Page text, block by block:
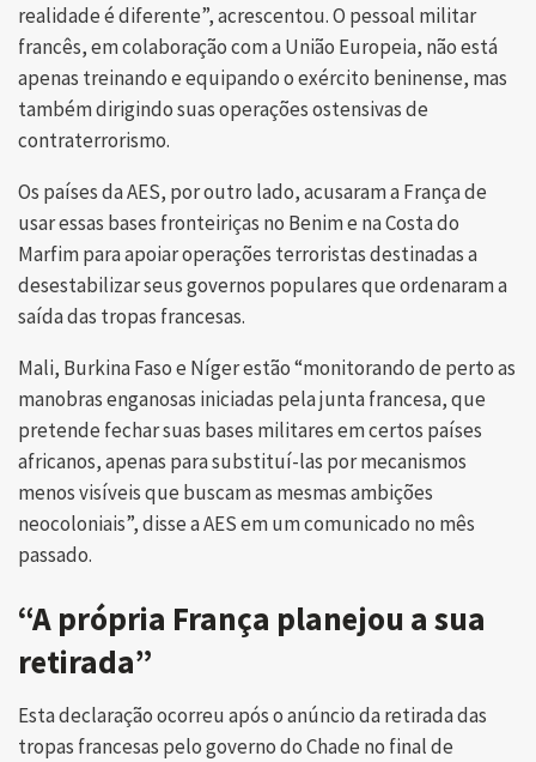
realidade é diferente”, acrescentou. O pessoal militar
francês, em colaboração com a União Europeia, não está
apenas treinando e equipando o exército beninense, mas
também dirigindo suas operações ostensivas de
contraterrorismo.
Os países da AES, por outro lado, acusaram a França de
usar essas bases fronteiriças no Benim e na Costa do
Marfim para apoiar operações terroristas destinadas a
desestabilizar seus governos populares que ordenaram a
saída das tropas francesas.
Mali, Burkina Faso e Níger estão “monitorando de perto as
manobras enganosas iniciadas pela junta francesa, que
pretende fechar suas bases militares em certos países
africanos, apenas para substituí-las por mecanismos
menos visíveis que buscam as mesmas ambições
neocoloniais”, disse a AES em um comunicado no mês
passado.
“A própria França planejou a sua
retirada”
Esta declaração ocorreu após o anúncio da retirada das
tropas francesas pelo governo do Chade no final de